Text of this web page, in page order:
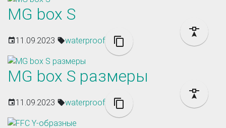
MG box S
11.09.2023 waterproof
MG box S размеры
11.09.2023 waterproof